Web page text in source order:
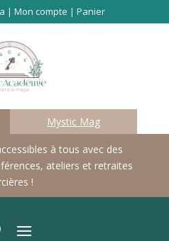
|Mon compte |Panier
Mystic Mag
à tous avec des
ateliers et retraites
!